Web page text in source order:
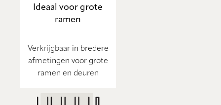
Ideaal voor grote
ramen
Verkrijgbaar in bredere
afmetingen voor grote
ramen en deuren